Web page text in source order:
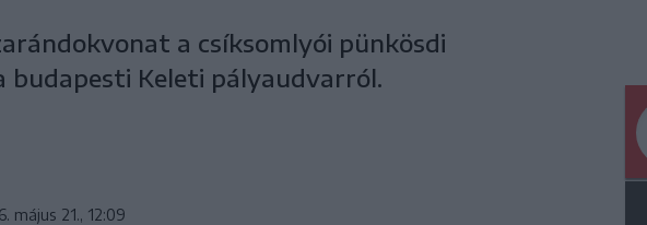
a csíksomlyói pünkösdi
budapesti Keleti pályaudvarról.
május 21., 12:09